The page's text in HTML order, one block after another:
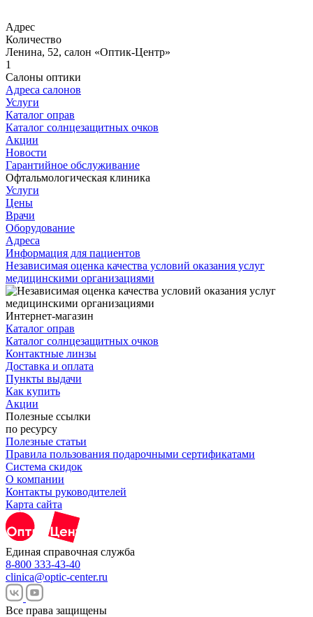
Адрес
Количество
Ленина, 52, салон «Оптик-Центр»
1
Салоны оптики
Адреса салонов
Услуги
Каталог оправ
Каталог солнцезащитных очков
Акции
Новости
Гарантийное обслуживание
Офтальмологическая клиника
Услуги
Цены
Врачи
Оборудование
Адреса
Информация для пациентов
Независимая оценка качества условий оказания услуг
медицинскими организациями
Интернет-магазин
Каталог оправ
Каталог солнцезащитных очков
Контактные линзы
Доставка и оплата
Пункты выдачи
Как купить
Акции
Полезные ссылки
по ресурсу
Полезные статьи
Правила пользования подарочными сертификатами
Система скидок
О компании
Контакты руководителей
Карта сайта
Единая справочная служба
8-800 333-43-40
clinica@optic-center.ru
Все права защищены